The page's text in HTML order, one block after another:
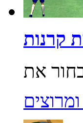
קרנות